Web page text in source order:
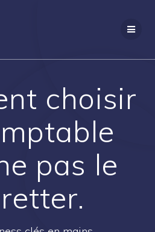
choisir
pas le